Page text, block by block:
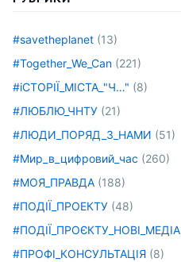
#savetheplanet (13)
#Together_We_Can (221)
#іСТОРІЇ_МІСТА_"Ч…" (8)
#ЛЮБЛЮ_ЧНТУ (21)
#ЛЮДИ_ПОРЯД_З_НАМИ (51)
#Мир_в_цифровий_час (260)
#МОЯ_ПРАВДА (188)
#ПОДІЇ_ПРОЕКТУ (48)
#ПОДІЇ_ПРОЄКТУ_НОВІ_МЕДІА
#ПРОФІ_КОНСУЛЬТАЦІЯ (8)